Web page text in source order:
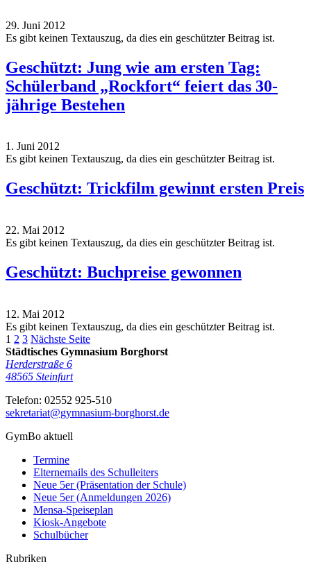
29. Juni 2012
Es gibt keinen Textauszug, da dies ein geschützter Beitrag ist.
Geschützt: Jung wie am ersten Tag:
Schülerband „Rockfort“ feiert das 30-
jährige Bestehen
1. Juni 2012
Es gibt keinen Textauszug, da dies ein geschützter Beitrag ist.
Geschützt: Trickfilm gewinnt ersten Preis
22. Mai 2012
Es gibt keinen Textauszug, da dies ein geschützter Beitrag ist.
Geschützt: Buchpreise gewonnen
12. Mai 2012
Es gibt keinen Textauszug, da dies ein geschützter Beitrag ist.
1 2 3 Nächste Seite
Städtisches Gymnasium Borghorst
Herderstraße 6
48565 Steinfurt
Telefon: 02552 925-510
sekretariat@gymnasium-borghorst.de
GymBo aktuell
Termine
Elternemails des Schulleiters
Neue 5er (Präsentation der Schule)
Neue 5er (Anmeldungen 2026)
Mensa-Speiseplan
Kiosk-Angebote
Schulbücher
Rubriken